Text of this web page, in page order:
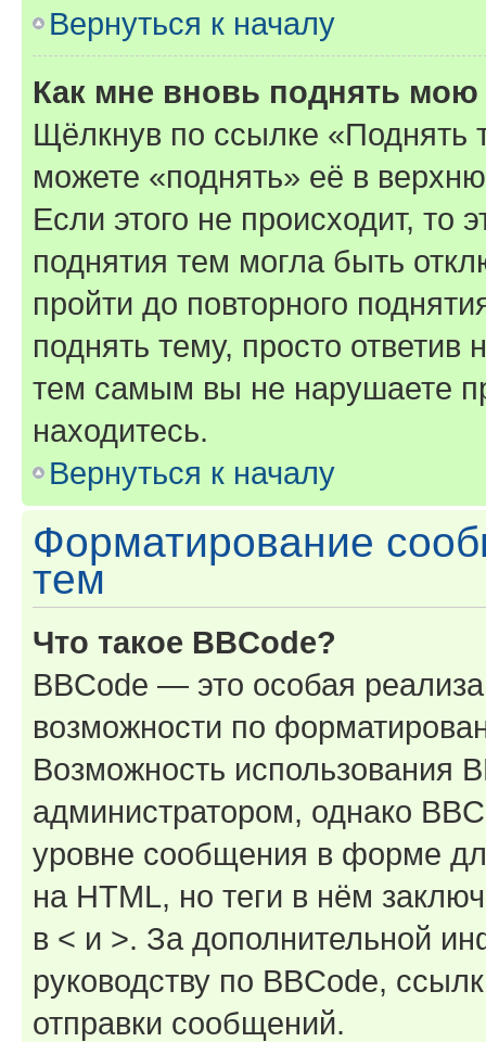
Вернуться к началу
Как мне вновь поднять мою
Щёлкнув по ссылке «Поднять
можете «поднять» её в
Если этого не происходит, то
поднятия тем могла быть
пройти до повторного
поднять тему, просто ответив
тем самым вы не нарушаете
находитесь.
Вернуться к началу
Форматирование
тем
Что такое BBCode?
BBCode — это особая
возможности по
Возможность использования
администратором, однако
уровне сообщения в форме
на HTML, но теги в нём
в < и >. За дополнительной
руководству по BBCode,
отправки сообщений.